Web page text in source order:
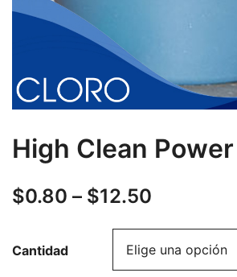
High Clean
$0.80 – $12.50
Cantidad